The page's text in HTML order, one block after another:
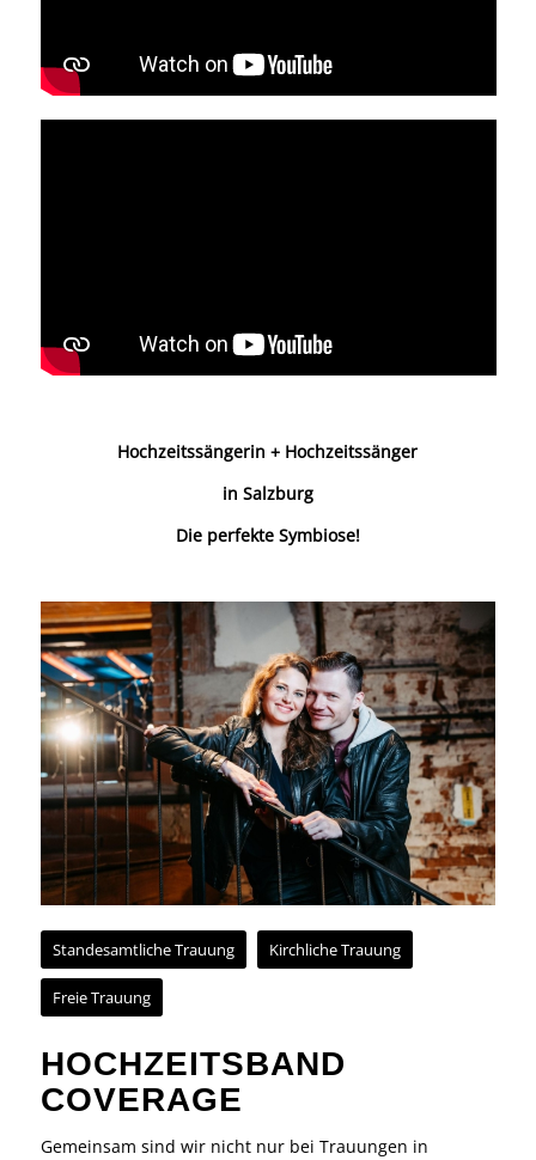
Hochzeitssängerin + Hochzeitssänger
in Salzburg
Die perfekte Symbiose!
Standesamtliche Trauung Kirchliche Trauung
Freie Trauung
HOCHZEITSBAND
COVERAGE
Gemeinsam sind wir nicht nur bei Trauungen in